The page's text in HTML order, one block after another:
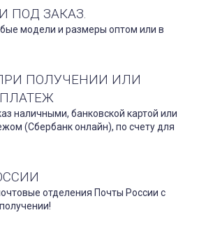
ПОД ЗАКАЗ.
модели и размеры оптом или в
ПОЛУЧЕНИИ ИЛИ
наличными, банковской картой или
(Сбербанк онлайн), по счету для
отделения Почты России с